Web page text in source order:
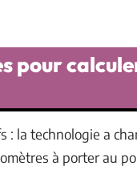
pour
: la technologie a
à porter au